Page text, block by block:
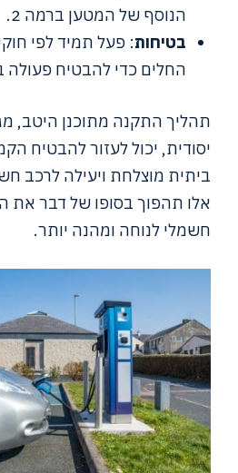
הנוסף של המטען ברמה 2.
בטיחות: פעל תמיד לפי
החלים כדי להבטיח פעולה
תהליך התקנה מתוכנן היטב,
יסודית, יכול לעזור להבטיח
ביתית מוצלחת ויעילה לרכב
אלו תהפוך בסופו של דבר את
חשמלי לנוחה ומהנה יותר.